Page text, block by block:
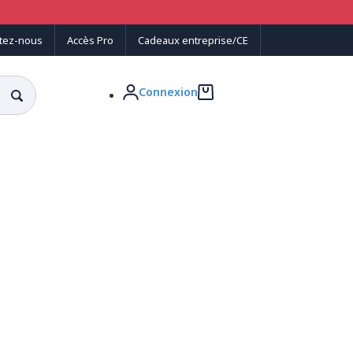
nous Accès Pro Cadeaux entreprise/CE
Connexion